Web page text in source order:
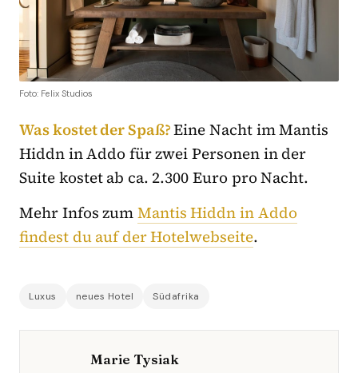
Foto: Felix Studios
Was kostet der Spaß?Eine Nacht im Mantis
Hiddn in Addo für zwei Personen in der
Suite kostet ab ca. 2.300 Euro pro Nacht.
Mehr Infos zumMantis Hiddn in Addo
findest du auf der Hotelwebseite.
Luxus neues Hotel Südafrika
Marie Tysiak